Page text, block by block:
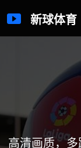
新球体育
高清画质，